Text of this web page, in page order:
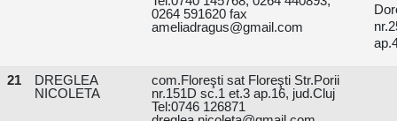
0264 591620 fax
ameliadragus@gmail.com
21
DREGLEA
NICOLETA
com.Floreşti sat Floreşti Str.Porii
nr.151D sc.1 et.3 ap.16, jud.Cluj
Tel:0746 126871